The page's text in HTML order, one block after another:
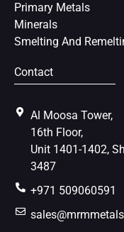
Primary Metals
Minerals
Smelting And
Contact
Al Moosa Tower,
16th Floor,
Unit 1401-1402,
3487
+971 509060591